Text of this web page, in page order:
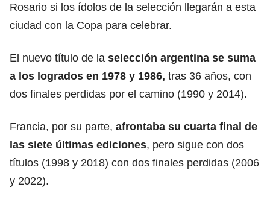
Rosario si los ídolos de la selección llegarán a esta
ciudad con la Copa para celebrar.
El nuevo título de la selección argentina se suma
a los logrados en 1978 y 1986, tras 36 años, con
dos finales perdidas por el camino (1990 y 2014).
Francia, por su parte, afrontaba su cuarta final de
las siete últimas ediciones, pero sigue con dos
títulos (1998 y 2018) con dos finales perdidas (2006
y 2022).